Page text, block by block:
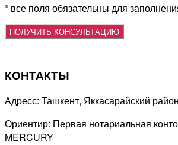
* все поля обязательны для
КОНТАКТЫ
Адресс: Ташкент, Яккасарайский
Ориентир: Первая нотариальная
MERCURY